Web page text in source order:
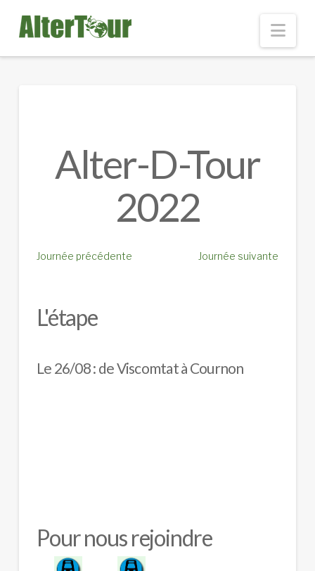
Alter-D-Tour
2022
Journée précédente Journée suivante
L'étape
Le 26/08 : de Viscomtat à Cournon
Pour nous rejoindre